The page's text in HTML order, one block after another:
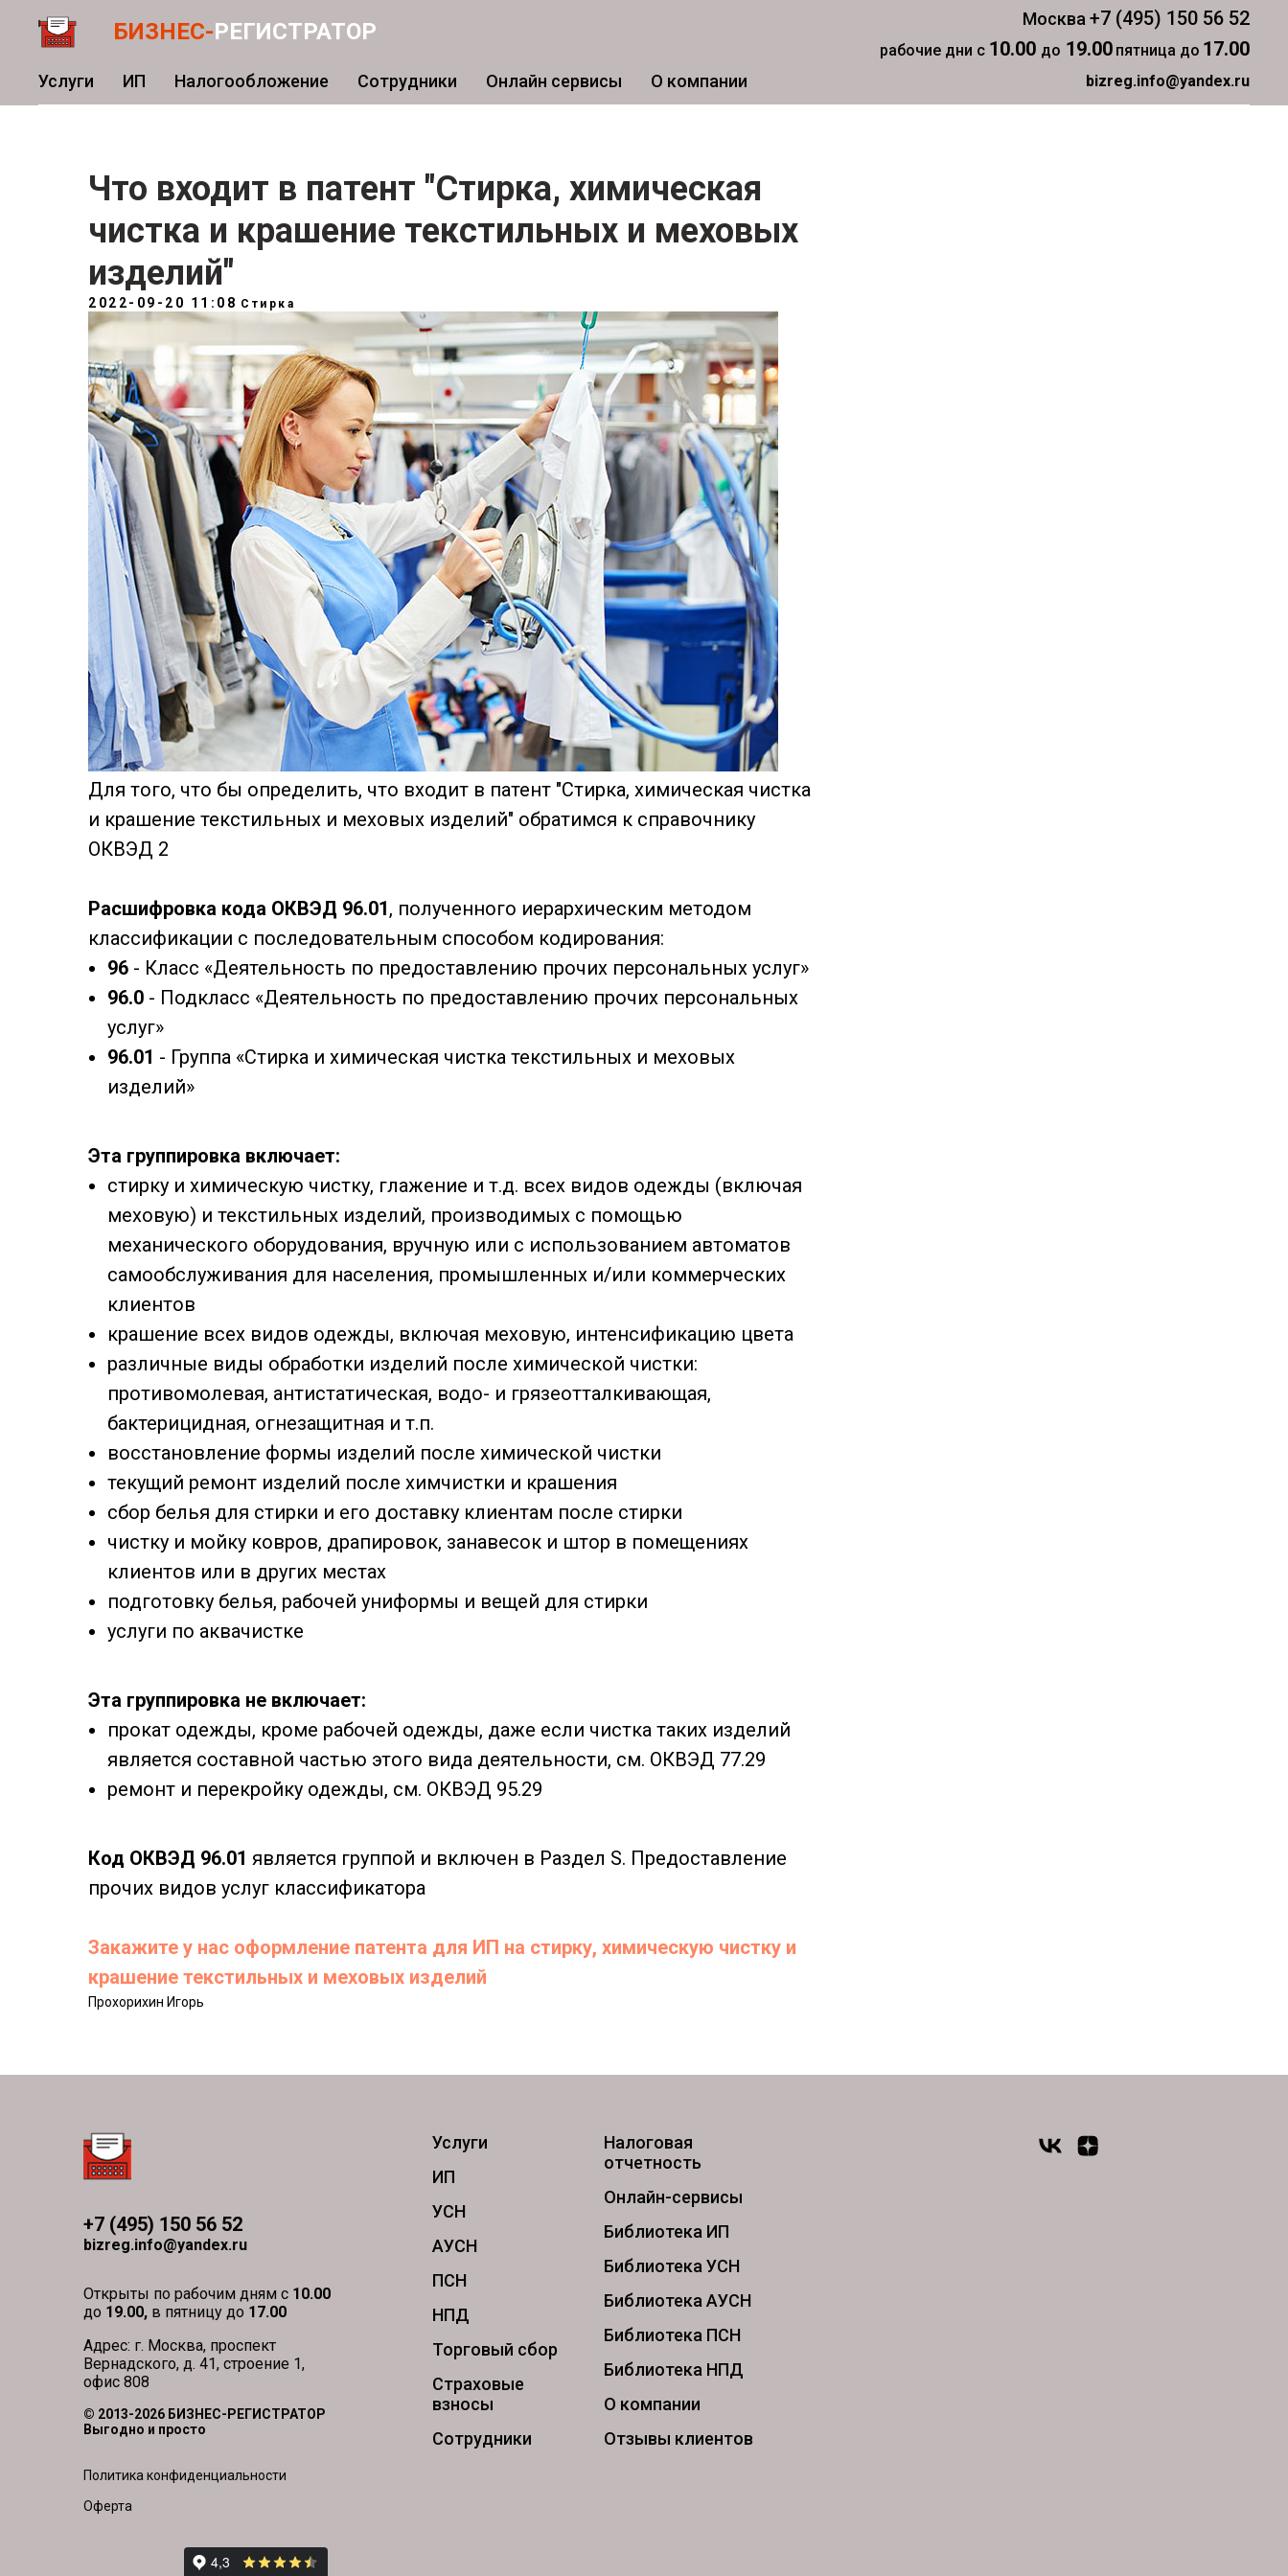
БИЗНЕС-РЕГИСТРАТОР Москва +7 (495) 150 56 52
рабочие дни с 10.00 до 19.00 пятница до 17.00
Услуги ИП Налогообложение Сотрудники Онлайн сервисы О компании bizreg.info@yandex.ru
Что входит в патент "Стирка, химическая
чистка и крашение текстильных и меховых
изделий"
2022-09-20 11:08 Стирка
Для того, что бы определить, что входит в патент "Стирка, химическая чистка
и крашение текстильных и меховых изделий" обратимся к справочнику
ОКВЭД 2
Расшифровка кода ОКВЭД 96.01, полученного иерархическим методом
классификации с последовательным способом кодирования:
96 - Класс «Деятельность по предоставлению прочих персональных услуг»
96.0 - Подкласс «Деятельность по предоставлению прочих персональных
услуг»
96.01 - Группа «Стирка и химическая чистка текстильных и меховых
изделий»
Эта группировка включает:
стирку и химическую чистку, глажение и т.д. всех видов одежды (включая
меховую) и текстильных изделий, производимых с помощью
механического оборудования, вручную или с использованием автоматов
самообслуживания для населения, промышленных и/или коммерческих
клиентов
крашение всех видов одежды, включая меховую, интенсификацию цвета
различные виды обработки изделий после химической чистки:
противомолевая, антистатическая, водо- и грязеотталкивающая,
бактерицидная, огнезащитная и т.п.
восстановление формы изделий после химической чистки
текущий ремонт изделий после химчистки и крашения
сбор белья для стирки и его доставку клиентам после стирки
чистку и мойку ковров, драпировок, занавесок и штор в помещениях
клиентов или в других местах
подготовку белья, рабочей униформы и вещей для стирки
услуги по аквачистке
Эта группировка не включает:
прокат одежды, кроме рабочей одежды, даже если чистка таких изделий
является составной частью этого вида деятельности, см. ОКВЭД 77.29
ремонт и перекройку одежды, см. ОКВЭД 95.29
Код ОКВЭД 96.01 является группой и включен в Раздел S. Предоставление
прочих видов услуг классификатора
Закажите у нас оформление патента для ИП на стирку, химическую чистку и
крашение текстильных и меховых изделий
Прохорихин Игорь
+7 (495) 150 56 52
bizreg.info@yandex.ru
Открыты по рабочим дням с 10.00
до 19.00, в пятницу до 17.00
Адрес: г. Москва, проспект
Вернадского, д. 41, строение 1,
офис 808
© 2013-2026 БИЗНЕС-РЕГИСТРАТОР
Выгодно и просто
Политика конфиденциальности
Оферта
Услуги
ИП
УСН
АУСН
ПСН
НПД
Торговый сбор
Страховые
взносы
Сотрудники
Налоговая
отчетность
Онлайн-сервисы
Библиотека ИП
Библиотека УСН
Библиотека АУСН
Библиотека ПСН
Библиотека НПД
О компании
Отзывы клиентов